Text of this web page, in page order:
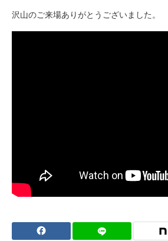
沢山のご来場ありがとうございました。